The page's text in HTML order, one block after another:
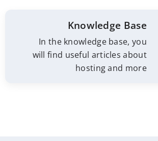
Knowledge Base
In the knowledge base, you
will find useful articles about
hosting and more